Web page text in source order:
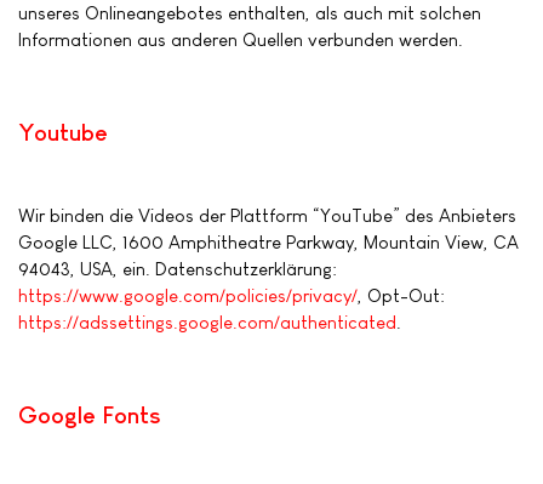
unseres Onlineangebotes enthalten, als auch mit solchen
Informationen aus anderen Quellen verbunden werden.
Youtube
Wir binden die Videos der Plattform “YouTube” des Anbieters
Google LLC, 1600 Amphitheatre Parkway, Mountain View, CA
94043, USA, ein. Datenschutzerklärung:
https://www.google.com/policies/privacy/ , Opt-Out:
https://adssettings.google.com/authenticated
Google Fonts